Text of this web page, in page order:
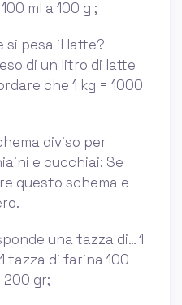
ml a 100 g ;
si pesa il latte?
di un litro di latte
che 1 kg = 1000
diviso per
e cucchiai: Se
questo schema e
una tazza di… 1
tazza di farina 100
200 gr;